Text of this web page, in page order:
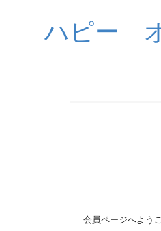
ハピー
会員ページへよう